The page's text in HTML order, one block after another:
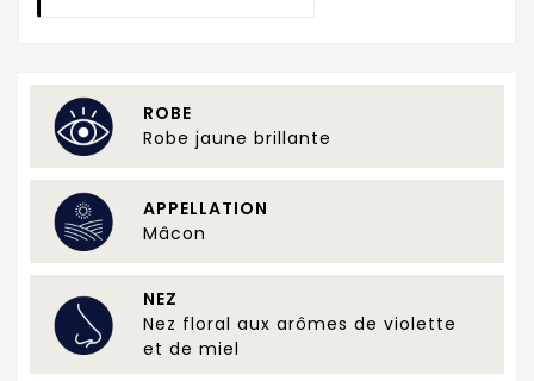
ROBE
Robe jaune brillante
APPELLATION
Mâcon
NEZ
Nez floral aux arômes de violette
et de miel